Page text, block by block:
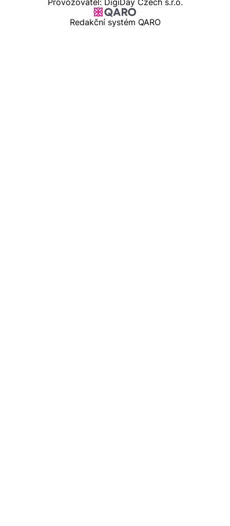
Provozovatel: DigiDay Czech s.r.o.
Redakční systém QARO